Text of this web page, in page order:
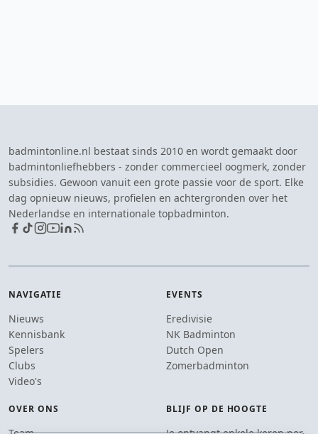
badmintonline.nl bestaat sinds 2010 en wordt gemaakt door
badmintonliefhebbers - zonder commercieel oogmerk, zonder
subsidies. Gewoon vanuit een grote passie voor de sport. Elke
dag opnieuw nieuws, profielen en achtergronden over het
Nederlandse en internationale topbadminton.
NAVIGATIE
Nieuws
Kennisbank
Spelers
Clubs
Video's
EVENTS
Eredivisie
NK Badminton
Dutch Open
Zomerbadminton
OVER ONS BLIJF OP DE HOOGTE